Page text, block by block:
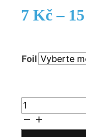
7 Kč – 15
Foil
Stand
Out
množství